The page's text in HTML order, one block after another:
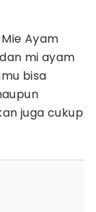
Ayam
mi ayam
bisa
juga cukup